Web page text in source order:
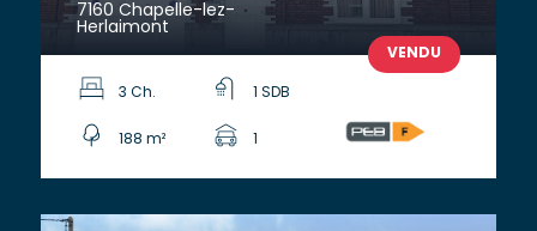
7160 Chapelle-lez-
Herlaimont
VENDU
3 Ch. 1 SDB
188 m²